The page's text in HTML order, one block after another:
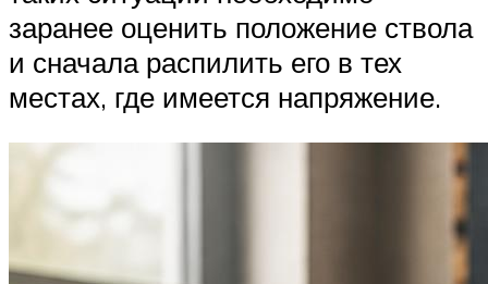
заранее оценить положение ствола
и сначала распилить его в тех
местах, где имеется напряжение.